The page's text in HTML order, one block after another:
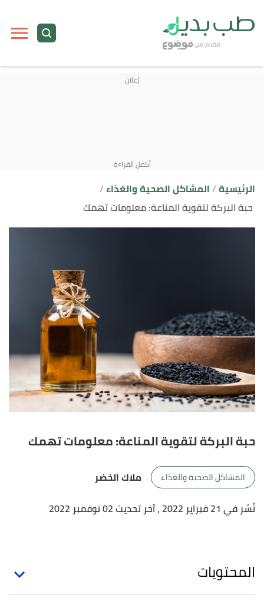
الرئيسية المشاكل الصحية والغذاء
حبة البركة لتقوية المناعة: معلومات تهمك
حبة البركة لتقوية المناعة: معلومات تهمك
المشاكل الصحية والغذاء
ملاك الخضر
نُشر في 21 فبراير 2022
، آخر تحديث 02 نوفمبر 2022
المحتويات